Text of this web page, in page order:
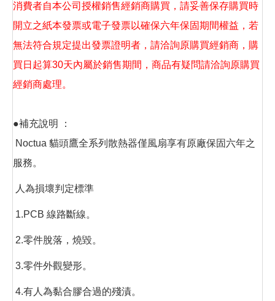
消費者自本公司授權銷售經銷商購買，請妥善保存購買時
開立之紙本發票或電子發票以確保六年保固期間權益，若
無法符合規定提出發票證明者，請洽詢原購買經銷商，購
買日起算30天內屬於銷售期間，商品有疑問請洽詢原購買
經銷商處理。
●補充說明 ：
Noctua 貓頭鷹全系列散熱器僅風扇享有原廠保固六年之
服務。
人為損壞判定標準
1.PCB 線路斷線。
2.零件脫落，燒毀。
3.零件外觀變形。
4.有人為黏合膠合過的殘漬。